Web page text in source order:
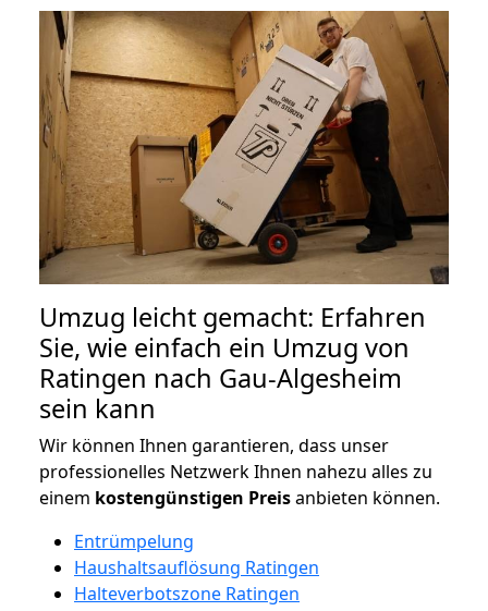
Umzug leicht gemacht: Erfahren
Sie, wie einfach ein Umzug von
Ratingen nach Gau-Algesheim
sein kann
Wir können Ihnen garantieren, dass unser
professionelles Netzwerk Ihnen nahezu alles zu
einem kostengünstigen Preisanbieten können.
Entrümpelung
Haushaltsauflösung Ratingen
Halteverbotszone Ratingen